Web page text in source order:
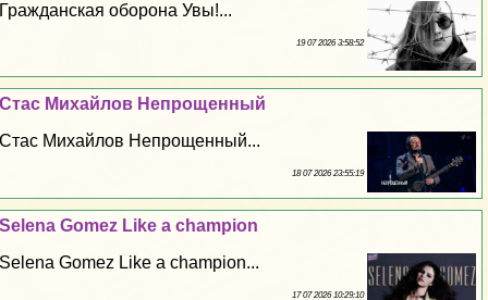
Гражданская оборона Увы!...
19 07 2026 3:58:52
Стас Михайлов Непрощенный
Стас Михайлов Непрощенный...
18 07 2026 23:55:19
Selena Gomez Like a champion
Selena Gomez Like a champion...
17 07 2026 10:29:10